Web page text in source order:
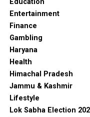
Education
Entertainment
Finance
Gambling
Haryana
Health
Himachal Pradesh
Jammu & Kashmir
Lifestyle
Lok Sabha Election